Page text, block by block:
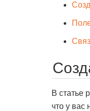
В статье
что у вас